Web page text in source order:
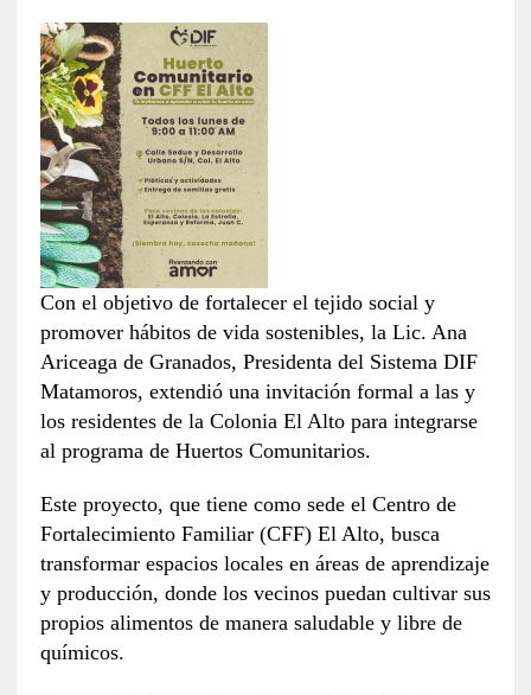
Con el objetivo de fortalecer el tejido social y
promover hábitos de vida sostenibles, la Lic. Ana
Ariceaga de Granados, Presidenta del Sistema DIF
Matamoros, extendió una invitación formal a las y
los residentes de la Colonia El Alto para integrarse
al programa de Huertos Comunitarios.
Este proyecto, que tiene como sede el Centro de
Fortalecimiento Familiar (CFF) El Alto, busca
transformar espacios locales en áreas de aprendizaje
y producción, donde los vecinos puedan cultivar sus
propios alimentos de manera saludable y libre de
químicos.